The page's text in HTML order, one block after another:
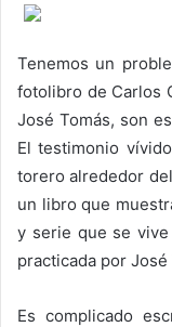
Tenemos un
fotolibro de Carlos
José Tomás, son
El testimonio
torero alrededor
un libro que
y serie que se
practicada por José
Es complicado